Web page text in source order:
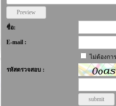
ชื่อ:
E-mail :
ไม่ต้องกา
รหัสตรวจสอบ :